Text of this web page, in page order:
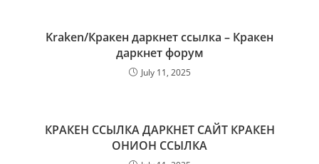
Kraken/Кракен даркнет ссылка – Кракен
даркнет форум
July 11, 2025
КРАКЕН ССЫЛКА ДАРКНЕТ САЙТ КРАКЕН
ОНИОН ССЫЛКА